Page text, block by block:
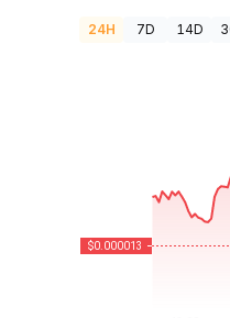
24H 7D 14D